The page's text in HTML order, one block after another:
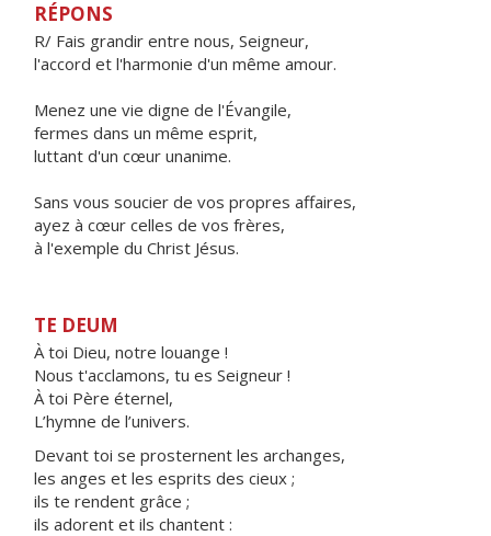
RÉPONS
R/ Fais grandir entre nous, Seigneur,
l'accord et l'harmonie d'un même amour.
Menez une vie digne de l'Évangile,
fermes dans un même esprit,
luttant d'un cœur unanime.
Sans vous soucier de vos propres affaires,
ayez à cœur celles de vos frères,
à l'exemple du Christ Jésus.
TE DEUM
À toi Dieu, notre louange !
Nous t'acclamons, tu es Seigneur !
À toi Père éternel,
L’hymne de l’univers.
Devant toi se prosternent les archanges,
les anges et les esprits des cieux ;
ils te rendent grâce ;
ils adorent et ils chantent :